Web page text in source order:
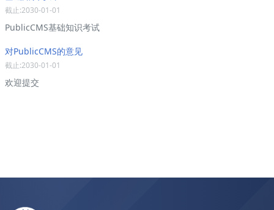
截止:2030-01-01
PublicCMS基础知识考试
对PublicCMS的意见
截止:2030-01-01
欢迎提交